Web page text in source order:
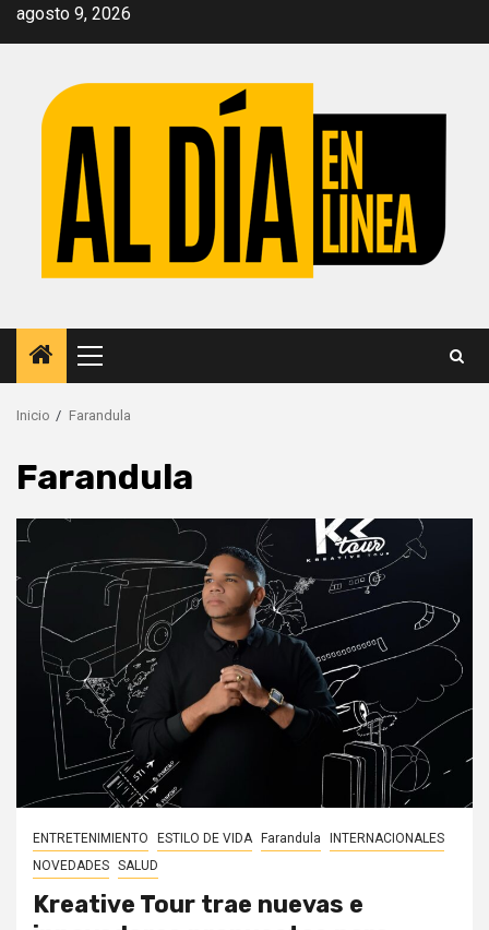
Saltar
agosto 9, 2026
Menú
principal
Inicio Farandula
Farandula
ENTRETENIMIENTO ESTILO DE VIDA Farandula
INTERNACIONALES
NOVEDADES SALUD
Kreative Tour trae nuevas e